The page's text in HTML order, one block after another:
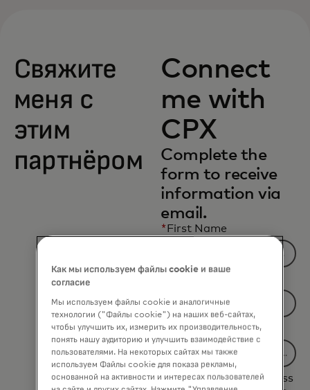
Свяжите
меня с
этим
партнёром
Connect
me with
CPX
Complete the
form to receive
information via
email.
* First Name
* Company Name
*Business Email Address
Как мы используем файлы cookie и ваше
согласие
Мы используем файлы cookie и аналогичные
технологии ("Файлы cookie") на наших веб-сайтах,
чтобы улучшить их, измерить их производительность,
понять нашу аудиторию и улучшить взаимодействие с
пользователями. На некоторых сайтах мы также
используем Файлы cookie для показа рекламы,
основанной на активности и интересах пользователей